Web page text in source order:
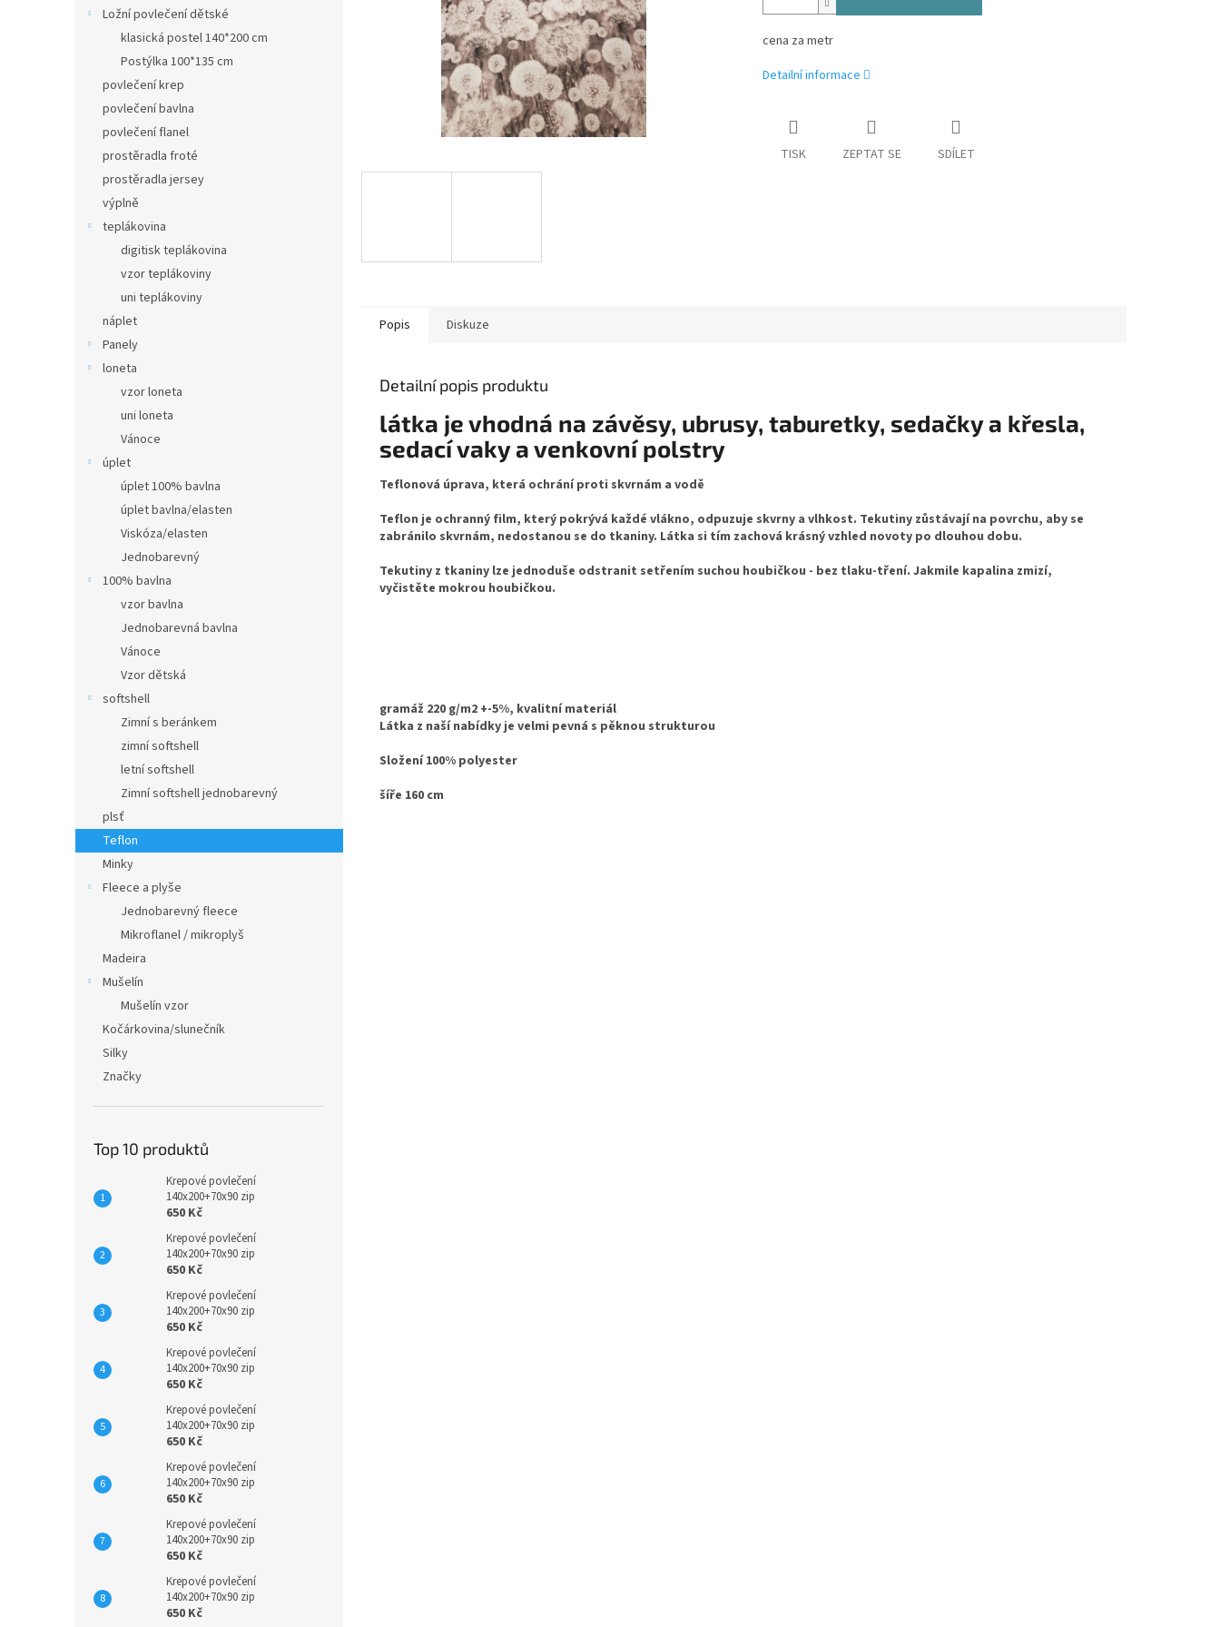
Ložní povlečení dětské
klasická postel 140*200 cm
Postýlka 100*135 cm
povlečení krep
povlečení bavlna
povlečení flanel
prostěradla froté
prostěradla jersey
výplně
teplákovina
digitisk teplákovina
vzor teplákoviny
uni teplákoviny
náplet
Panely
loneta
vzor loneta
uni loneta
Vánoce
úplet
úplet 100% bavlna
úplet bavlna/elasten
Viskóza/elasten
Jednobarevný
100% bavlna
vzor bavlna
Jednobarevná bavlna
Vánoce
Vzor dětská
softshell
Zimní s beránkem
zimní softshell
letní softshell
Zimní softshell jednobarevný
plsť
Teflon
Minky
Fleece a plyše
Jednobarevný fleece
Mikroflanel / mikroplyš
Madeira
Mušelín
Mušelín vzor
Kočárkovina/slunečník
Silky
Značky
Top 10 produktů
Krepové povlečení
140x200+70x90 zip
650 Kč
Krepové povlečení
140x200+70x90 zip
650 Kč
Krepové povlečení
140x200+70x90 zip
650 Kč
Krepové povlečení
140x200+70x90 zip
650 Kč
Krepové povlečení
140x200+70x90 zip
650 Kč
Krepové povlečení
140x200+70x90 zip
650 Kč
Krepové povlečení
140x200+70x90 zip
650 Kč
Krepové povlečení
140x200+70x90 zip
650 Kč
cena za metr
Detailní informace
TISK ZEPTAT SE SDÍLET
Popis Diskuze
Detailní popis produktu
látka je vhodná na závěsy, ubrusy, taburetky, sedačky a křesla,
sedací vaky a venkovní polstry
Teflonová úprava, která ochrání proti skvrnám a vodě
Teflon je ochranný film, který pokrývá každé vlákno, odpuzuje skvrny a vlhkost. Tekutiny zůstávají na povrchu, aby se
zabránilo skvrnám, nedostanou se do tkaniny. Látka si tím zachová krásný vzhled novoty po dlouhou dobu.
Tekutiny z tkaniny lze jednoduše odstranit setřením suchou houbičkou - bez tlaku-tření. Jakmile kapalina zmizí,
vyčistěte mokrou houbičkou.
gramáž 220 g/m2 +-5%, kvalitní materiál
Látka z naší nabídky je velmi pevná s pěknou strukturou
Složení 100% polyester
šíře 160 cm